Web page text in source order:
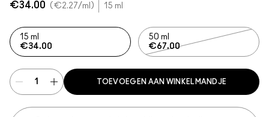
€34.00 €2.27/ml 15 ml
15 ml
€34.00
50 ml
€67.00
TOEVOEGEN AAN WINKELMANDJE